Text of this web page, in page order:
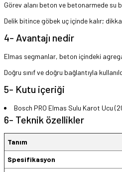
Görev alanı beton ve betonarmede su
Delik bitince göbek uç içinde kalır;
4- Avantajı nedir
Elmas segmanlar, beton içindeki
Doğru sınıf ve doğru bağlantıyla
5- Kutu içeriği
Bosch PRO Elmas Sulu Karot Ucu
6- Teknik özellikler
Tanım
Spesifikasyon